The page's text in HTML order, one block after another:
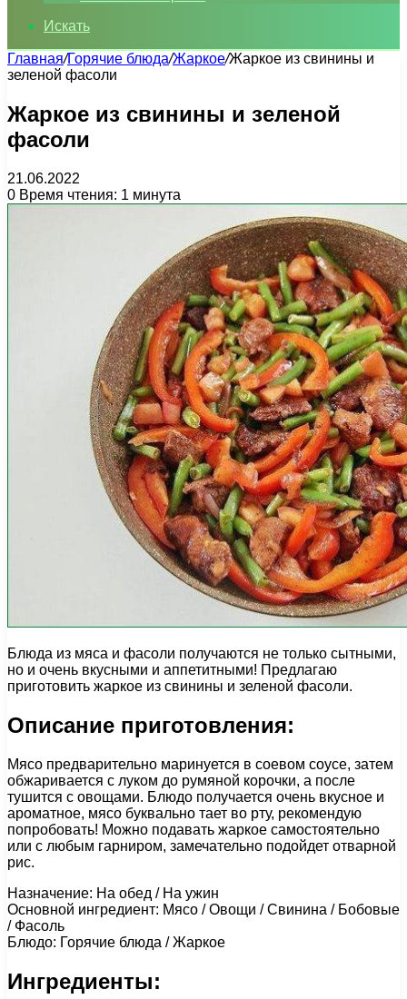
Искать
Главная/Горячие блюда/Жаркое/Жаркое из свинины и
зеленой фасоли
Жаркое из свинины и зеленой
фасоли
21.06.2022
0 Время чтения: 1 минута
Блюда из мяса и фасоли получаются не только сытными,
но и очень вкусными и аппетитными! Предлагаю
приготовить жаркое из свинины и зеленой фасоли.
Описание приготовления:
Мясо предварительно маринуется в соевом соусе, затем
обжаривается с луком до румяной корочки, а после
тушится с овощами. Блюдо получается очень вкусное и
ароматное, мясо буквально тает во рту, рекомендую
попробовать! Можно подавать жаркое самостоятельно
или с любым гарниром, замечательно подойдет отварной
рис.
Назначение: На обед / На ужин
Основной ингредиент: Мясо / Овощи / Свинина / Бобовые
/ Фасоль
Блюдо: Горячие блюда / Жаркое
Ингредиенты: